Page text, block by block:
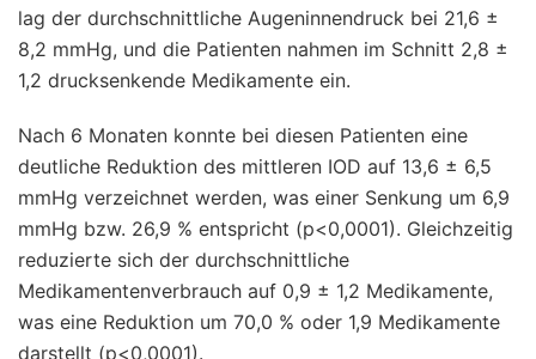
lag der durchschnittliche Augeninnendruck bei 21,6 ±
8,2 mmHg, und die Patienten nahmen im Schnitt 2,8 ±
1,2 drucksenkende Medikamente ein.
Nach 6 Monaten konnte bei diesen Patienten eine
deutliche Reduktion des mittleren IOD auf 13,6 ± 6,5
mmHg verzeichnet werden, was einer Senkung um 6,9
mmHg bzw. 26,9 % entspricht (p<0,0001). Gleichzeitig
reduzierte sich der durchschnittliche
Medikamentenverbrauch auf 0,9 ± 1,2 Medikamente,
was eine Reduktion um 70,0 % oder 1,9 Medikamente
darstellt (p<0,0001).